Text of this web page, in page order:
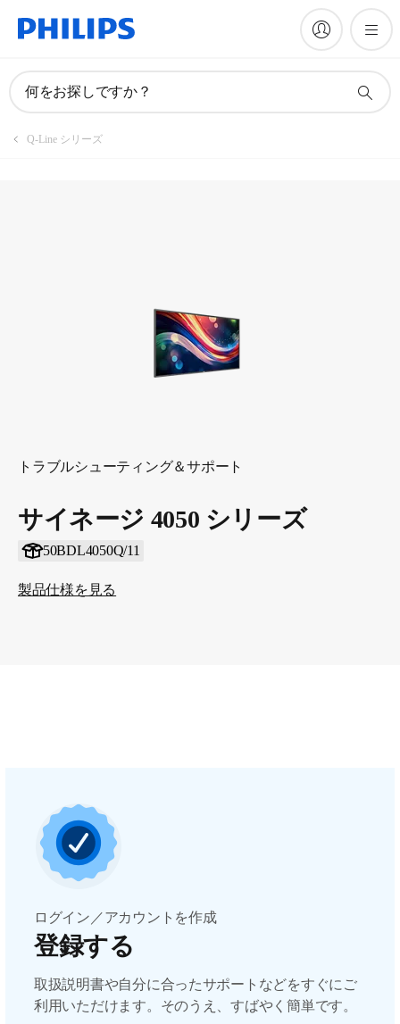
何をお探しですか？
Q-Line シリーズ
トラブルシューティング＆サポート
サイネージ 4050 シリーズ
50BDL4050Q/11
製品仕様を見る
製品を登録
ログイン／アカウントを作成
登録する
取扱説明書や自分に合ったサポートなどをすぐにご
利用いただけます。そのうえ、すばやく簡単です。